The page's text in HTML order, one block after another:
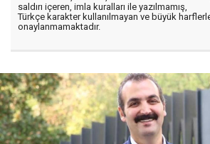
saldırı içeren, imla kuralları ile yazılmamış,
Türkçe karakter kullanılmayan ve büyük
onaylanmamaktadır.